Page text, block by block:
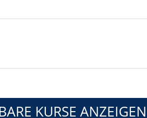
KURSE ANZEIGEN